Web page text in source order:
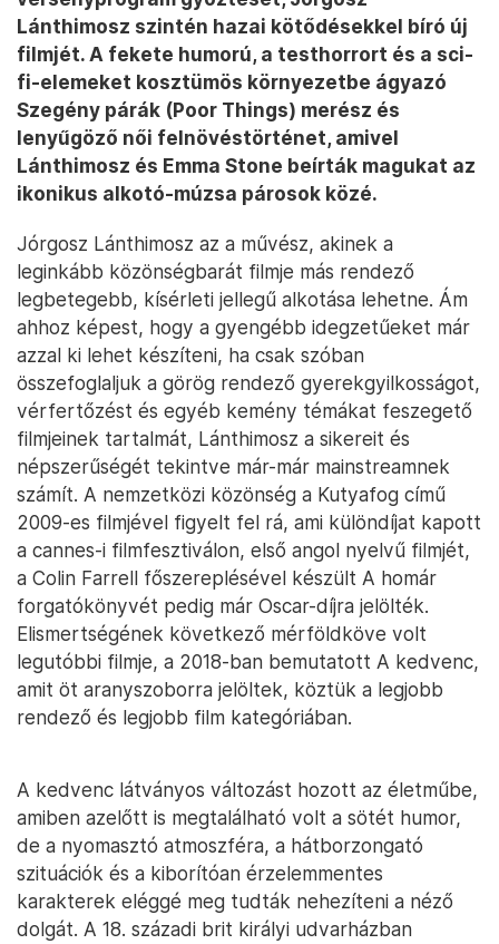
Lánthimosz szintén hazai kötődésekkel bíró új
filmjét. A fekete humorú, a testhorrort és a sci-
fi-elemeket kosztümös környezetbe ágyazó
Szegény párák (Poor Things) merész és
lenyűgöző női felnövéstörténet, amivel
Lánthimosz és Emma Stone beírták magukat az
ikonikus alkotó-múzsa párosok közé.
Jórgosz Lánthimosz az a művész, akinek a
leginkább közönségbarát filmje más rendező
legbetegebb, kísérleti jellegű alkotása lehetne. Ám
ahhoz képest, hogy a gyengébb idegzetűeket már
azzal ki lehet készíteni, ha csak szóban
összefoglaljuk a görög rendező gyerekgyilkosságot,
vérfertőzést és egyéb kemény témákat feszegető
filmjeinek tartalmát, Lánthimosz a sikereit és
népszerűségét tekintve már-már mainstreamnek
számít. A nemzetközi közönség a Kutyafog című
2009-es filmjével figyelt fel rá, ami különdíjat kapott
a cannes-i filmfesztiválon, első angol nyelvű filmjét,
a Colin Farrell főszereplésével készült A homár
forgatókönyvét pedig már Oscar-díjra jelölték.
Elismertségének következő mérföldköve volt
legutóbbi filmje, a 2018-ban bemutatott A kedvenc,
amit öt aranyszoborra jelöltek, köztük a legjobb
rendező és legjobb film kategóriában.
A kedvenc látványos változást hozott az életműbe,
amiben azelőtt is megtalálható volt a sötét humor,
de a nyomasztó atmoszféra, a hátborzongató
szituációk és a kiborítóan érzelemmentes
karakterek eléggé meg tudták nehezíteni a néző
dolgát. A 18. századi brit királyi udvarházban